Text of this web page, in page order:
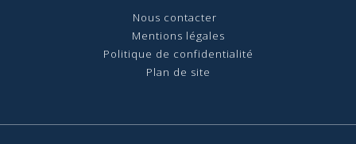
Nous contacter
Mentions légales
Politique de confidentialité
Plan de site